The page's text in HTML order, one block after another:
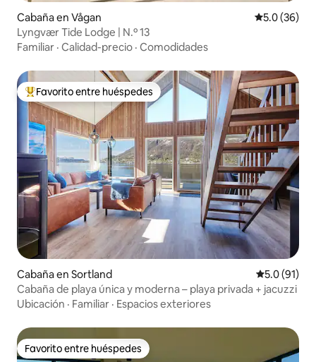
Cabaña en Vågan Calificación
5.0 (36)
Lyngvær Tide Lodge | N.º 13
Familiar · Calidad-precio · Comodidades
Favorito entre huéspedes preferido
Favorito entre huéspedes
Cabaña en Sortland Calificación
5.0 (91)
Cabaña de playa única y moderna – playa privada + jacuzzi
Ubicación · Familiar · Espacios exteriores
Favorito entre huéspedes
Favorito entre huéspedes